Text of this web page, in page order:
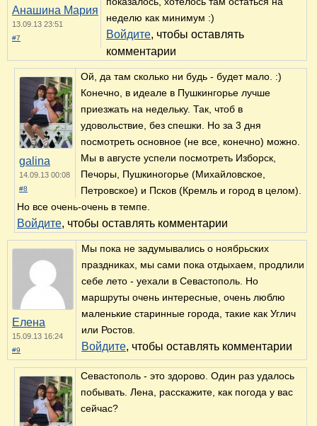
Анашина Мария
13.09.13 23:51
#7
неделю как минимум :)
Войдите, чтобы оставлять
комментарии
galina
14.09.13 00:08
#8
Ой, да там сколько ни будь - будет мало. :)
Конечно, в идеале в Пушкингорье лучше
приезжать на недельку. Так, чтоб в
удовольствие, без спешки. Но за 3 дня
посмотреть основное (не все, конечно) можно.
Мы в августе успели посмотреть Изборск,
Печоры, Пушкиногорье (Михайловское,
Петровское) и Псков (Кремль и город в целом).
Но все очень-очень в темпе.
Войдите, чтобы оставлять комментарии
Елена
15.09.13 16:24
#9
Мы пока не задумывались о ноябрьских
праздниках, мы сами пока отдыхаем, продлили
себе лето - уехали в Севастополь. Но
маршруты очень интересные, очень люблю
маленькие старинные города, такие как Углич
или Ростов.
Войдите, чтобы оставлять комментарии
Севастополь - это здорово. Один раз удалось
побывать. Лена, расскажите, как погода у вас
сейчас?